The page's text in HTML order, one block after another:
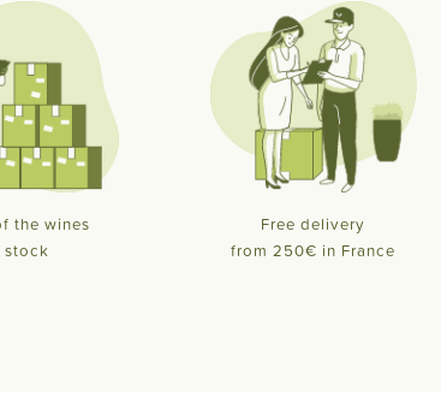
the wines
stock
Free delivery
from 250€ in France